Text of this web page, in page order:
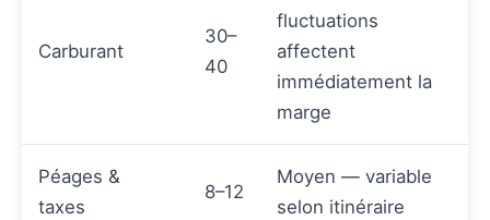
Carburant
30–
40
fluctuations
affectent
immédiatement la
marge
Péages &
taxes
8–12
Moyen — variable
selon itinéraire